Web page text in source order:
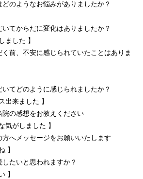
のようなお悩みがありましたか？
てからだに変化はありましたか？
ました 】
前、不安に感じられていたことはありま
てどのように感じられましたか？
出来ました 】
の感想をお教えください
気がしました 】
へメッセージをお願いいたします
】
たいと思われますか？
】